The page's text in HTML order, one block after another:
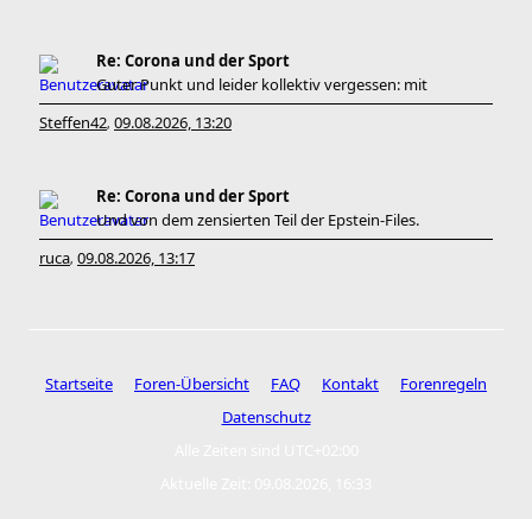
Re: Corona und der Sport
Guter Punkt und leider kollektiv vergessen: mit
Steffen42, 09.08.2026, 13:20
Re: Corona und der Sport
Und von dem zensierten Teil der Epstein-Files.
ruca, 09.08.2026, 13:17
Startseite Foren-Übersicht FAQ Kontakt
Forenregeln
Datenschutz